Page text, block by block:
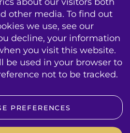
Contracts de Service
a jour systeme
contact
conditions
e-news
OP SOCIAL MEDIA
other media. To find out
we use, see our
decline, your information
you visit this website.
be used in your browser to
not to be tracked.
PREFERENCES